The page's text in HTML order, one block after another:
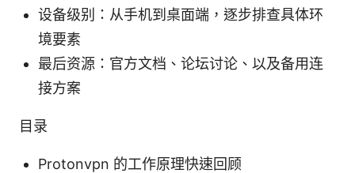
设备级别：从手机到桌面端，逐步排查具体环
境要素
最后资源：官方文档、论坛讨论、以及备用连
接方案
目录
Protonvpn 的工作原理快速回顾